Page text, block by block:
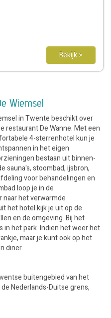
Bekijk >
Wiemsel
in Twente beschikt over
restaurant De Wanne. Met een
4-sterrenhotel kun je
in het eigen
bestaan uit binnen-
sauna's, stoombad, ijsbron,
voor behandelingen en
loop je in de
het verwarmde
het hotel kijk je uit op de
en de omgeving. Bij het
het park. Indien het weer het
maar je kunt ook op het
diner.
buitengebied van het
Nederlands-Duitse grens,